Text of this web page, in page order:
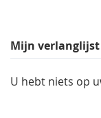
Mijn verlanglijst
U hebt niets op